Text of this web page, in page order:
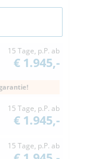
15 Tage, p.P. ab
€ 1.945,-
15 Tage, p.P. ab
€ 1.945,-
15 Tage, p.P. ab